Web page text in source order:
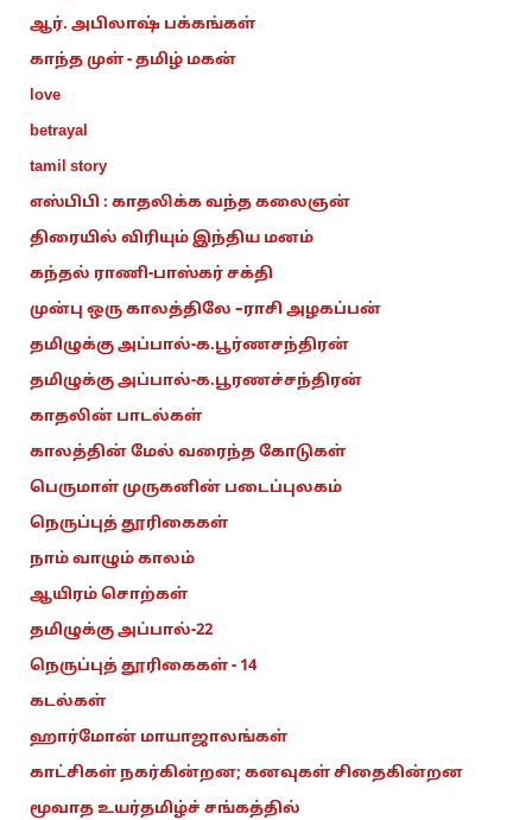
ஆர். அபிலாஷ் பக்கங்கள்
காந்த முள் - தமிழ் மகன்
love
betrayal
tamil story
எஸ்பிபி : காதலிக்க வந்த கலைஞன்
திரையில் விரியும் இந்திய மனம்
கந்தல் ராணி-பாஸ்கர் சக்தி
முன்பு ஒரு காலத்திலே –ராசி அழகப்பன்
தமிழுக்கு அப்பால்-க.பூர்ணசந்திரன்
தமிழுக்கு அப்பால்-க.பூரணச்சந்திரன்
காதலின் பாடல்கள்
காலத்தின் மேல் வரைந்த கோடுகள்
பெருமாள் முருகனின் படைப்புலகம்
நெருப்புத் தூரிகைகள்
நாம் வாழும் காலம்
ஆயிரம் சொற்கள்
தமிழுக்கு அப்பால்-22
நெருப்புத் தூரிகைகள் - 14
கடல்கள்
ஹார்மோன் மாயாஜாலங்கள்
காட்சிகள் நகர்கின்றன; கனவுகள் சிதைகின்றன
மூவாத உயர்தமிழ்ச் சங்கத்தில்